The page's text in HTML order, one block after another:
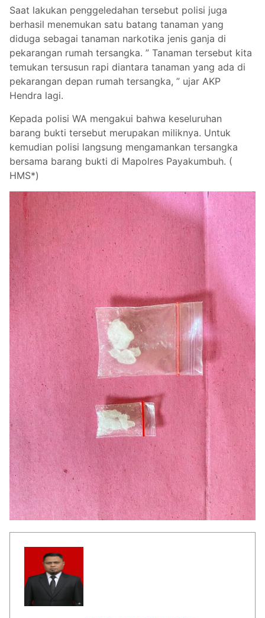
Saat lakukan penggeledahan tersebut polisi juga
berhasil menemukan satu batang tanaman yang
diduga sebagai tanaman narkotika jenis ganja di
pekarangan rumah tersangka. ” Tanaman tersebut kita
temukan tersusun rapi diantara tanaman yang ada di
pekarangan depan rumah tersangka, ” ujar AKP
Hendra lagi.
Kepada polisi WA mengakui bahwa keseluruhan
barang bukti tersebut merupakan miliknya. Untuk
kemudian polisi langsung mengamankan tersangka
bersama barang bukti di Mapolres Payakumbuh. (
HMS*)